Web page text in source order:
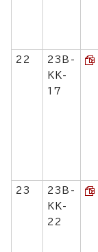
22
23B-
KK-
17
23
23B-
KK-
22